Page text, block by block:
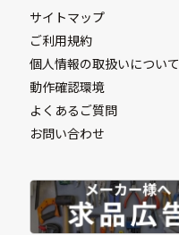
サイトマップ
ご利用規約
個人情報の取扱いについて
動作確認環境
よくあるご質問
お問い合わせ